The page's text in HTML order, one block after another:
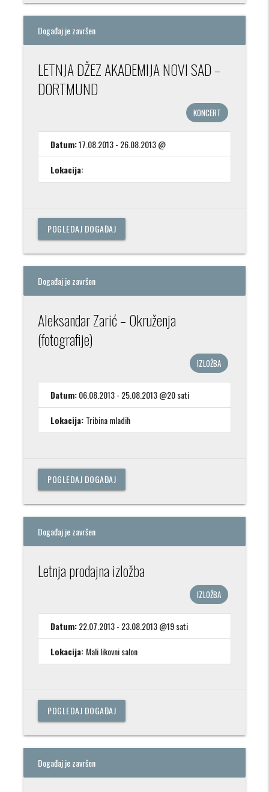
Događaj je završen
LETNJA DŽEZ AKADEMIJA NOVI SAD –
DORTMUND
KONCERT
Datum:17.08.2013 - 26.08.2013 @
Lokacija:
POGLEDAJ DOGAĐAJ
Događaj je završen
Aleksandar Zarić – Okruženja
(fotografije)
IZLOŽBA
Datum:06.08.2013 - 25.08.2013 @20 sati
Lokacija: Tribina mladih
POGLEDAJ DOGAĐAJ
Događaj je završen
Letnja prodajna izložba
IZLOŽBA
Datum:22.07.2013 - 23.08.2013 @19 sati
Lokacija: Mali likovni salon
POGLEDAJ DOGAĐAJ
Događaj je završen